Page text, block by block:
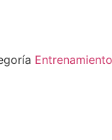
Entrenamiento